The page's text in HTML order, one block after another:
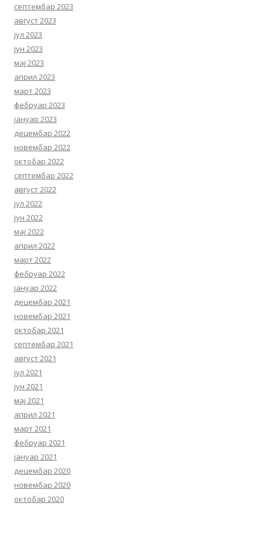
септембар 2023
август 2023
јул 2023
јун 2023
мај 2023
април 2023
март 2023
фебруар 2023
јануар 2023
децембар 2022
новембар 2022
октобар 2022
септембар 2022
август 2022
јул 2022
јун 2022
мај 2022
април 2022
март 2022
фебруар 2022
јануар 2022
децембар 2021
новембар 2021
октобар 2021
септембар 2021
август 2021
јул 2021
јун 2021
мај 2021
април 2021
март 2021
фебруар 2021
јануар 2021
децембар 2020
новембар 2020
октобар 2020